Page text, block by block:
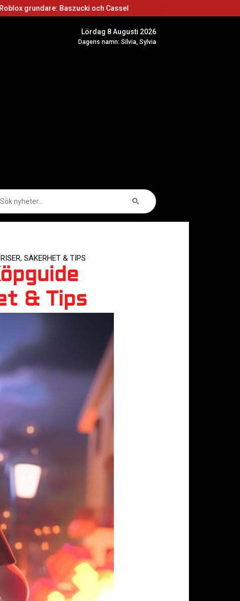
och Cassel
Lördag 8 Augusti 2026
Dagens namn: Silvia, Sylvia
efter:
Sökknapp
SÄKERHET & TIPS
& Tips